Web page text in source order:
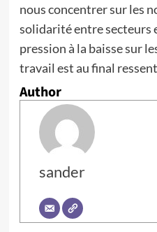
nous concentrer sur les
solidarité entre secteurs
pression à la baisse sur
travail est au final
Author
sander